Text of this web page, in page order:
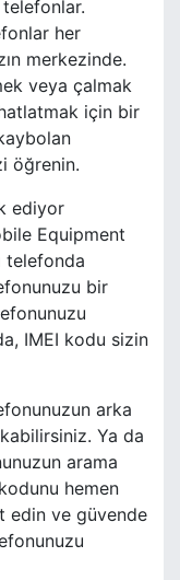
her
merkezinde.
veya çalmak
için bir
öğrenin.
ediyor
Equipment
telefonda
bir
IMEI kodu sizin
arka
Ya da
arama
hemen
edin ve güvende